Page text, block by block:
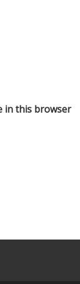
in this browser